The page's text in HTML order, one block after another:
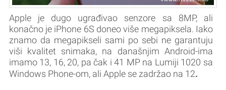
Apple je dugo ugrađivao senzore sa 8MP, ali
konačno je iPhone 6S doneo više megapiksela. Iako
znamo da megapikseli sami po sebi ne garantuju
viši kvalitet snimaka, na današnjim Android-ima
imamo 13, 16, 20, pa čak i 41 MP na Lumiji 1020 sa
Windows Phone-om, ali Apple se zadržao na 12.